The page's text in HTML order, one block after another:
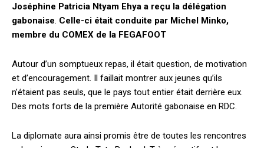
Joséphine Patricia Ntyam Ehya a reçu la délégation
gabonaise Celle-ci était conduite par Michel Minko,
membre du COMEX de la FEGAFOOT
Autour d’un somptueux repas, il était question, de motivation
et d’encouragement. Il faillait montrer aux jeunes qu’ils
n’étaient pas seuls, que le pays tout entier était derrière eux.
Des mots forts de la première Autorité gabonaise en RDC.
La diplomate aura ainsi promis être de toutes les rencontres